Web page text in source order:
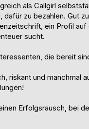
als Callgirl
zu bezahlen. Gut
ein Profil
sucht.
die bereit
riskant und manchmal
Erfolgsrausch, bei